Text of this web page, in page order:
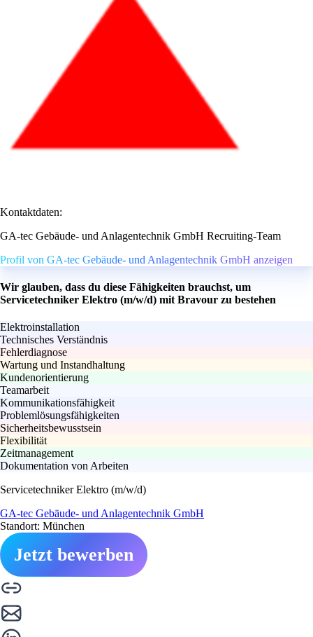
Kontaktdaten:
GA-tec Gebäude- und Anlagentechnik GmbH Recruiting-Team
Profil von GA-tec Gebäude- und Anlagentechnik GmbH anzeigen
Wir glauben, dass du diese Fähigkeiten brauchst, um
Servicetechniker Elektro (m/w/d) mit Bravour zu bestehen
Elektroinstallation
Technisches Verständnis
Fehlerdiagnose
Wartung und Instandhaltung
Kundenorientierung
Teamarbeit
Kommunikationsfähigkeit
Problemlösungsfähigkeiten
Sicherheitsbewusstsein
Flexibilität
Zeitmanagement
Dokumentation von Arbeiten
Servicetechniker Elektro (m/w/d)
GA-tec Gebäude- und Anlagentechnik GmbH
Standort: München
Jetzt bewerben